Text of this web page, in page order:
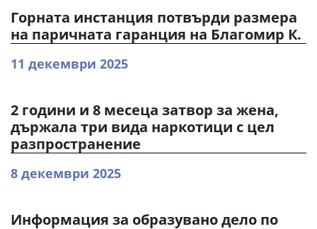
Горната инстанция потвърди размера
на паричната гаранция на Благомир К.
11 декември 2025
2 години и 8 месеца затвор за жена,
държала три вида наркотици с цел
разпространение
8 декември 2025
Информация за образувано дело по